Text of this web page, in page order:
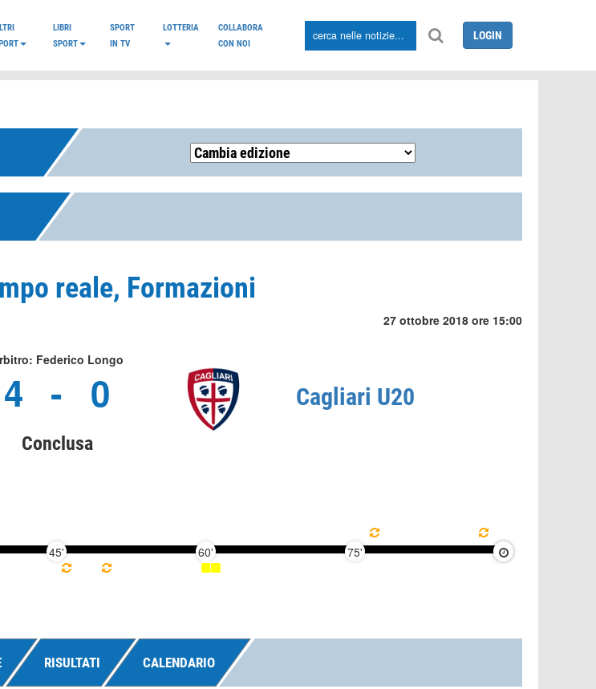
LIBRI
SPORT
SPORT
IN TV
LOTTERIA
COLLABORA
CON NOI
LOGIN
reale, Formazioni
27 ottobre 2018 ore 15:00
Federico Longo
4 - 0
Conclusa
Cagliari U20
45' 60' 75' 90'
RISULTATI CALENDARIO